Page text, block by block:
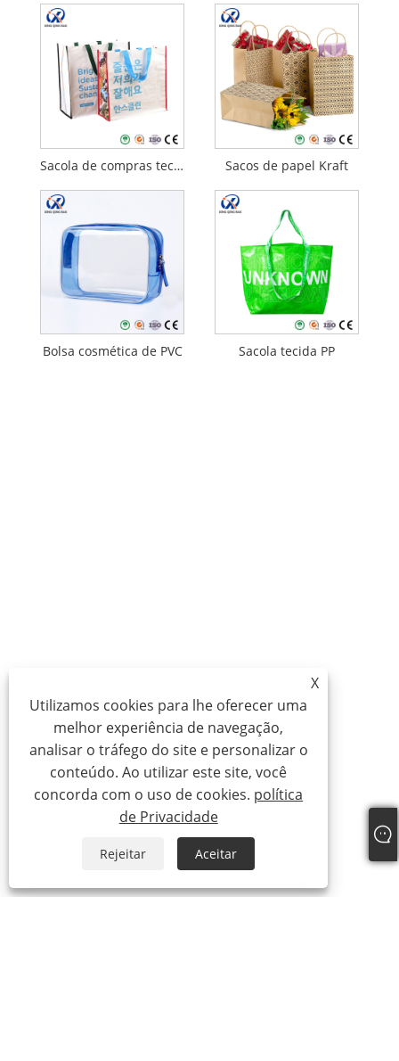
Sacola de compras tecida PP Sacos de papel Kraft
Bolsa cosmética de PVC Sacola tecida PP
X
Utilizamos cookies para lhe oferecer uma
melhor experiência de navegação,
analisar o tráfego do site e personalizar o
conteúdo. Ao utilizar este site, você
concorda com o uso de cookies. política
de Privacidade
Rejeitar Aceitar